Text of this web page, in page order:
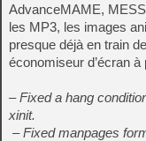
AdvanceMAME,
les MP3, les images
presque déjà en train
économiseur d’écran
– Fixed a hang
xinit.
– Fixed manpages